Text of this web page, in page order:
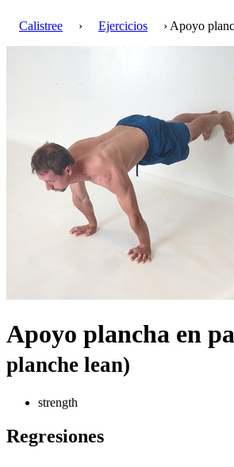
Calistree › Ejercicios › Apoyo
Apoyo plancha en
planche lean)
strength
Regresiones